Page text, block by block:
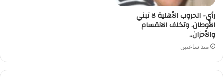
رأي- الحروب الأهلية لا تبني
الأوطان. وتخلف الانقسام
والأحزان..
منذ ساعتين